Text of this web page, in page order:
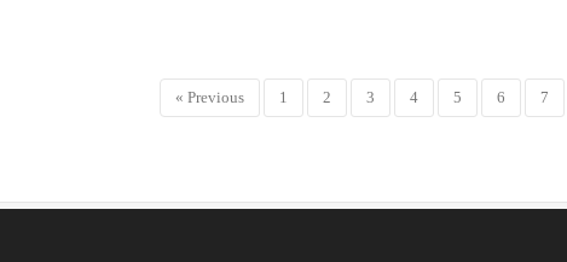
« Previous 1 2 3 4 5 6 7